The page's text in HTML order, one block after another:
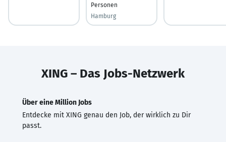
Personen
Hamburg
XING – Das Jobs-Netzwerk
Über eine Million Jobs
Entdecke mit XING genau den Job, der wirklich zu Dir
passt.